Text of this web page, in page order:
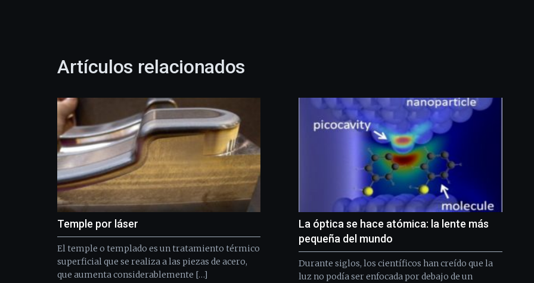
Artículos relacionados
Temple por láser
El temple o templado es un tratamiento térmico
superficial que se realiza a las piezas de acero,
que aumenta considerablemente […]
La óptica se hace atómica: la lente más
pequeña del mundo
Durante siglos, los científicos han creído que la
luz no podía ser enfocada por debajo de un